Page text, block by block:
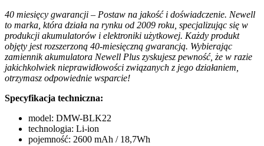
40 miesięcy gwarancji – Postaw na jakość i doświadczenie. Newell
to marka, która działa na rynku od 2009 roku, specjalizując się w
produkcji akumulatorów i elektroniki użytkowej. Każdy produkt
objęty jest rozszerzoną 40-miesięczną gwarancją. Wybierając
zamiennik akumulatora Newell Plus zyskujesz pewność, że w razie
jakichkolwiek nieprawidłowości związanych z jego działaniem,
otrzymasz odpowiednie wsparcie!
Specyfikacja techniczna:
model: DMW-BLK22
technologia: Li-ion
pojemność: 2600 mAh / 18,7Wh